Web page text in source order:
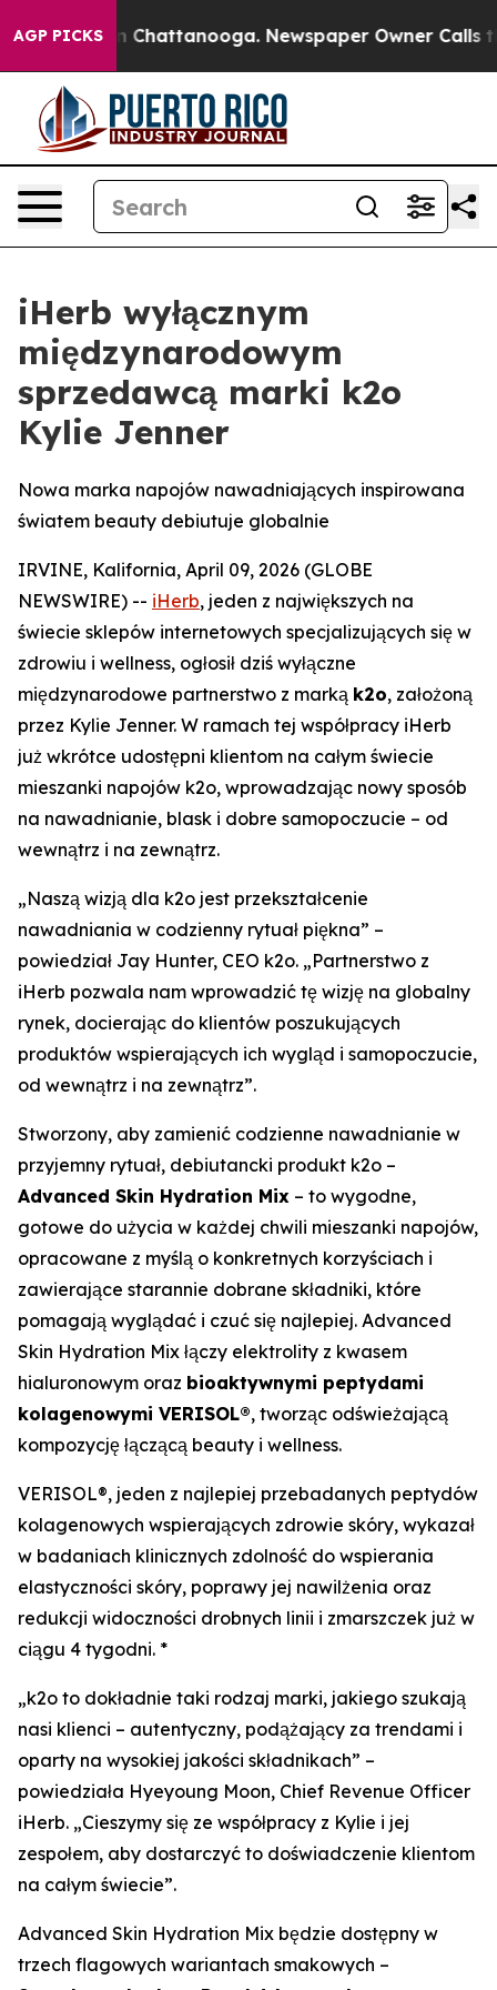
AGP PICKS
Chaos in Chattanooga. Newspaper Owner Calls the
iHerb wyłącznym
międzynarodowym
sprzedawcą marki k2o
Kylie Jenner
Nowa marka napojów nawadniających inspirowana
światem beauty debiutuje globalnie
IRVINE, Kalifornia, April 09, 2026 (GLOBE
NEWSWIRE) -- iHerb, jeden z największych na
świecie sklepów internetowych specjalizujących się w
zdrowiu i wellness, ogłosił dziś wyłączne
międzynarodowe partnerstwo z marką k2o, założoną
przez Kylie Jenner. W ramach tej współpracy iHerb
już wkrótce udostępni klientom na całym świecie
mieszanki napojów k2o, wprowadzając nowy sposób
na nawadnianie, blask i dobre samopoczucie – od
wewnątrz i na zewnątrz.
„Naszą wizją dla k2o jest przekształcenie
nawadniania w codzienny rytuał piękna” –
powiedział Jay Hunter, CEO k2o. „Partnerstwo z
iHerb pozwala nam wprowadzić tę wizję na globalny
rynek, docierając do klientów poszukujących
produktów wspierających ich wygląd i samopoczucie,
od wewnątrz i na zewnątrz”.
Stworzony, aby zamienić codzienne nawadnianie w
przyjemny rytuał, debiutancki produkt k2o –
Advanced Skin Hydration Mix – to wygodne,
gotowe do użycia w każdej chwili mieszanki napojów,
opracowane z myślą o konkretnych korzyściach i
zawierające starannie dobrane składniki, które
pomagają wyglądać i czuć się najlepiej. Advanced
Skin Hydration Mix łączy elektrolity z kwasem
hialuronowym oraz bioaktywnymi peptydami
kolagenowymi VERISOL®, tworząc odświeżającą
kompozycję łączącą beauty i wellness.
VERISOL®, jeden z najlepiej przebadanych peptydów
kolagenowych wspierających zdrowie skóry, wykazał
w badaniach klinicznych zdolność do wspierania
elastyczności skóry, poprawy jej nawilżenia oraz
redukcji widoczności drobnych linii i zmarszczek już w
ciągu 4 tygodni. *
„k2o to dokładnie taki rodzaj marki, jakiego szukają
nasi klienci – autentyczny, podążający za trendami i
oparty na wysokiej jakości składnikach” –
powiedziała Hyeyoung Moon, Chief Revenue Officer
iHerb. „Cieszymy się ze współpracy z Kylie i jej
zespołem, aby dostarczyć to doświadczenie klientom
na całym świecie”.
Advanced Skin Hydration Mix będzie dostępny w
trzech flagowych wariantach smakowych –